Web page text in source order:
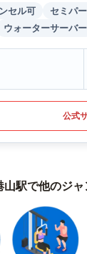
セル可
セミパ
ウォーターサーバー
公式
山駅で他のジ